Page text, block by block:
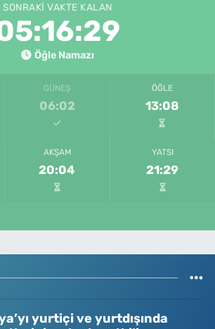
SONRAKI VAKTE KALAN
Öğle Namazı
GÜNEŞ
06:02
ÖĞLE
13:08
AKŞAM
20:04
YATSI
21:29
yurtiçi ve yurtdışında